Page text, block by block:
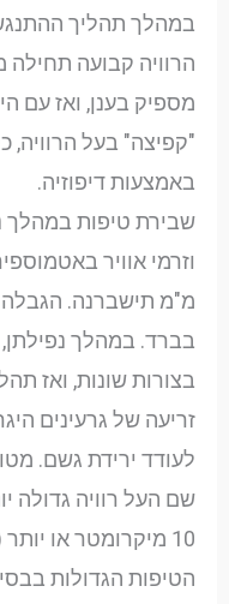
במהלך תהליך
הרוויה קבועה תחילה
מספיק בענן, ואז עם
"קפיצה" בעל הרוויה,
באמצעות דיפוזיה.
שבירת טיפות במהלך
מ"מ תישברנה. הגבלה
בברד. במהלך
בצורות שונות, ואז
זריעה של גרעינים
לעודד ירידת גשם.
שם העל רוויה גדולה
הטיפות הגדולות